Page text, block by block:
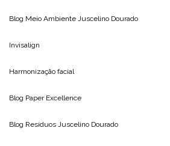
Blog Meio Ambiente Juscelino Dourado
Invisalign
Harmonização facial
Blog Paper Excellence
Blog Resíduos Juscelino Dourado